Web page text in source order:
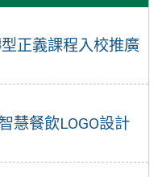
正義課程入校推廣
慧餐飲LOGO設計